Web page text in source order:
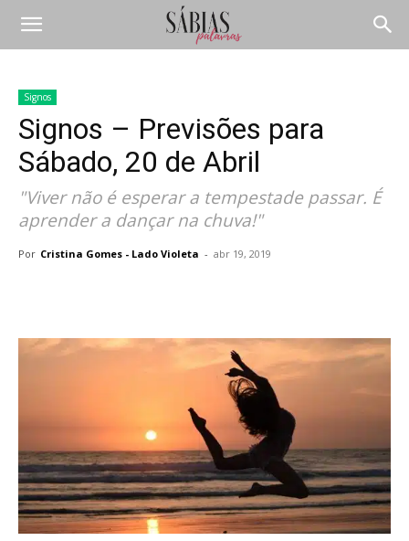
Signos
Signos – Previsões para
Sábado, 20 de Abril
"Viver não é esperar a tempestade passar. É
aprender a dançar na chuva!"
Por Cristina Gomes - Lado Violeta - abr 19, 2019